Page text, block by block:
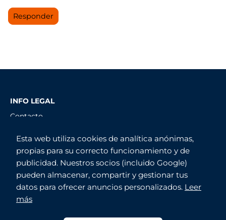
Responder
INFO LEGAL
Contacto
Política de Privacidad
Política de Cookies
Este sitio web es meramente informativo. Ofrece
información de calidad sobre las principales
empresas de envío de paquetes. En ningún caso
Esta web utiliza cookies de analítica anónimas,
propias para su correcto funcionamiento y de
publicidad. Nuestros socios (incluido Google)
pueden almacenar, compartir y gestionar tus
datos para ofrecer anuncios personalizados. Leer
más